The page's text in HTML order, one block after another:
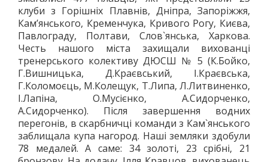
клуби з Горішніх Плавнів, Дніпра, Запоріжжя,
Камʼянського, Кременчука, Кривого Рогу, Києва,
Павлограду, Полтави, Слов`янська, Харкова.
Честь нашого міста захищали вихованці
тренерського колективу ДЮСШ № 5 (К.Бойко,
Г.Вишницька, Д.Краєвський, І.Краєвська,
Г.Коломоєць, М.Колещук, Т.Липа, Л.Литвиненко,
І.Лапіна, О.Мусієнко, А.Сидорченко,
А.Сидорченко). Після завершення водних
перегонів, в скарбничці команди з Кам`янського
заблищала купа нагород. Наші земляки здобули
78 медалей. А саме: 34 золоті, 23 срібні, 21